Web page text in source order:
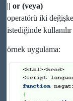
|| or (veya)
operatörü iki
istediğinde kullanılır
örnek uygulama: